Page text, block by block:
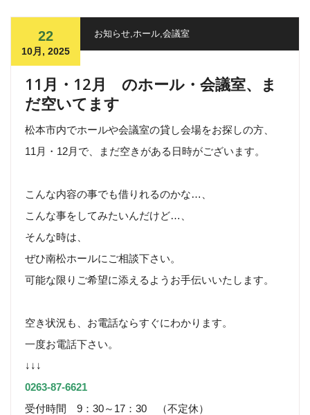
22
10月, 2025
お知らせ,ホール,会議室
11月・12月 のホール・会議室、ま
だ空いてます
松本市内でホールや会議室の貸し会場をお探しの方、
11月・12月で、まだ空きがある日時がございます。
こんな内容の事でも借りれるのかな…、
こんな事をしてみたいんだけど…、
そんな時は、
ぜひ南松ホールにご相談下さい。
可能な限りご希望に添えるようお手伝いいたします。
空き状況も、お電話ならすぐにわかります。
一度お電話下さい。
↓↓↓
0263-87-6621
受付時間 9：30～17：30 （不定休）